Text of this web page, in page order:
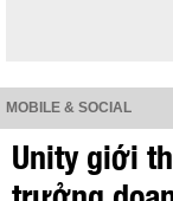
MOBILE & SOCIAL
Unity giới